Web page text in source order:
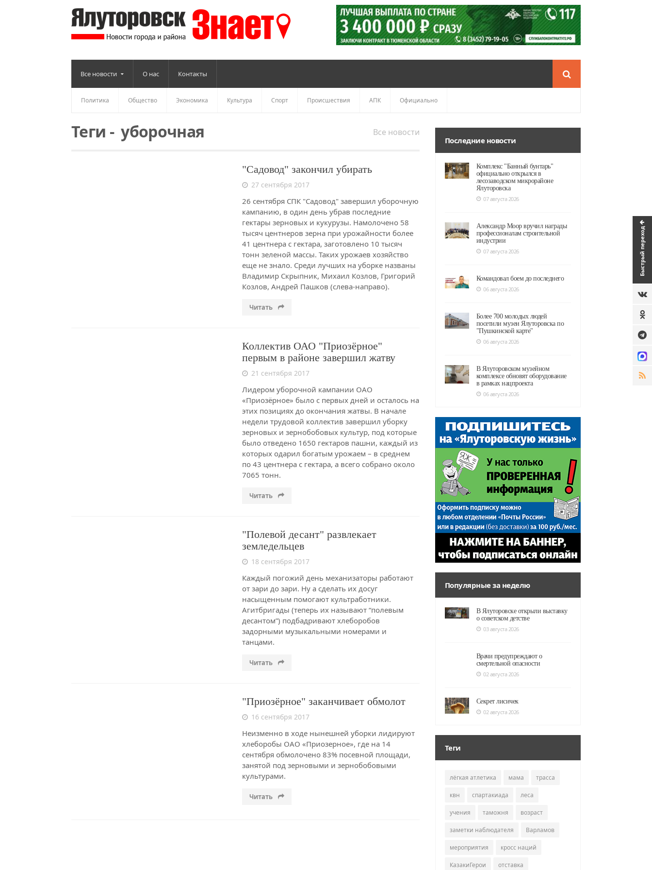
Быстрый переход
Все новости О нас Контакты
Политика Общество Экономика Культура Спорт Происшествия АПК Официально
Все новости
Теги -уборочная
"Садовод" закончил убирать
27 сентября 2017
26 сентября СПК "Садовод" завершил уборочную
кампанию, в один день убрав последние
гектары зерновых и кукурузы. Намолочено 58
тысяч центнеров зерна при урожайности более
41 центнера с гектара, заготовлено 10 тысяч
тонн зеленой массы. Таких урожаев хозяйство
еще не знало. Среди лучших на уборке названы
Владимир Скрыпник, Михаил Козлов, Григорий
Козлов, Андрей Пашков (слева-направо).
Читать
Коллектив ОАО "Приозёрное"
первым в районе завершил жатву
21 сентября 2017
Лидером уборочной кампании ОАО
«Приозёрное» было с первых дней и осталось на
этих позициях до окончания жатвы. В начале
недели трудовой коллектив завершил уборку
зерновых и зернобобовых культур, под которые
было отведено 1650 гектаров пашни, каждый из
которых одарил богатым урожаем – в среднем
по 43 центнера с гектара, а всего собрано около
7065 тонн.
Читать
"Полевой десант" развлекает
земледельцев
18 сентября 2017
Каждый погожий день механизаторы работают
от зари до зари. Ну а сделать их досуг
насыщенным помогают культработники.
Агитбригады (теперь их называют “полевым
десантом”) подбадривают хлеборобов
задорными музыкальными номерами и
танцами.
Читать
"Приозёрное" заканчивает обмолот
16 сентября 2017
Неизменно в ходе нынешней уборки лидируют
хлеборобы ОАО «Приозерное», где на 14
сентября обмолочено 83% посевной площади,
занятой под зерновыми и зернобобовыми
культурами.
Читать
Последние новости
Комплекс "Банный бунтарь"
официально открылся в
лесозаводском микрорайоне
Ялуторовска
07 августа 2026
Александр Моор вручил награды
профессионалам строительной
индустрии
07 августа 2026
Командовал боем до последнего
06 августа 2026
Более 700 молодых людей
посетили музеи Ялуторовска по
"Пушкинской карте"
06 августа 2026
В Ялуторовском музейном
комплексе обновят оборудование
в рамках нацпроекта
06 августа 2026
Популярные за неделю
В Ялуторовске открыли выставку
о советском детстве
03 августа 2026
Врачи предупреждают о
смертельной опасности
02 августа 2026
Секрет лисичек
02 августа 2026
Теги
лёгкая атлетика мама трасса
квн спартакиада леса
учения таможня возраст
заметки наблюдателя Варламов
мероприятия кросс наций
КазакиГерои отставка